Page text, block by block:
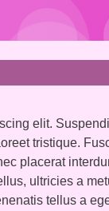
elit.
tristique.
placerat
ultricies a
tellus a